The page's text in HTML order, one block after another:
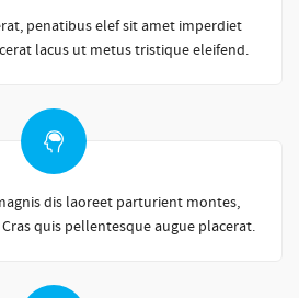
penatibus elef sit amet imperdiet
lacus ut metus tristique eleifend.
dis laoreet parturient montes,
quis pellentesque augue placerat.